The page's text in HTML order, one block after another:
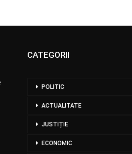
CATEGORII
POLITIC
ACTUALITATE
JUSTIȚIE
ECONOMIC